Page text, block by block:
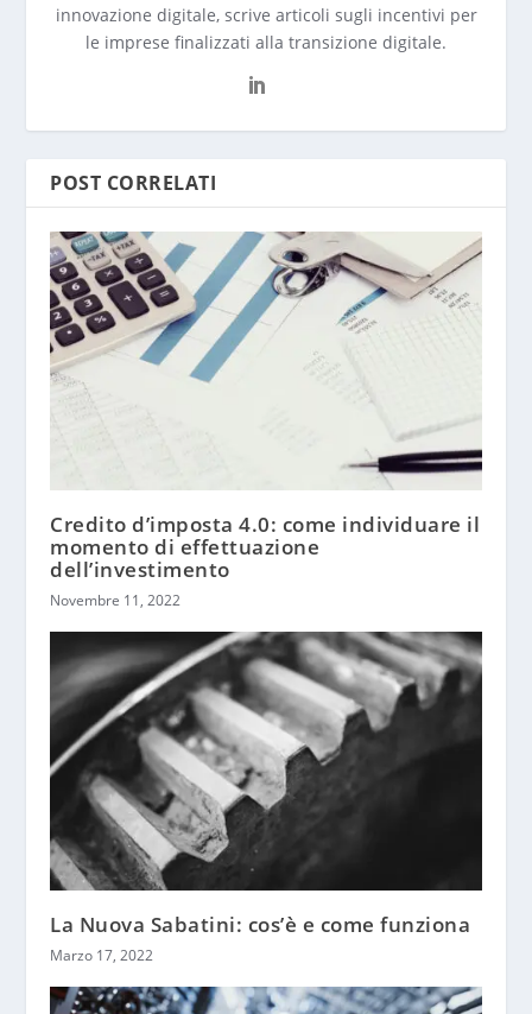
innovazione digitale, scrive articoli sugli incentivi per
le imprese finalizzati alla transizione digitale.
POST CORRELATI
Credito d’imposta 4.0: come individuare il
momento di effettuazione
dell’investimento
Novembre 11, 2022
La Nuova Sabatini: cos’è e come funziona
Marzo 17, 2022